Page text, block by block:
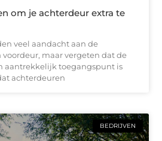
om je achterdeur extra te
veel aandacht aan de
maar vergeten dat de
aantrekkelijk toegangspunt is
achterdeuren
BEDRIJVEN